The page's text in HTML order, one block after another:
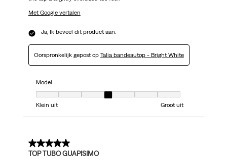
Met Google vertalen
Ja, Ik beveel dit product aan.
Oorspronkelijk gepost op Talia bandeautop - Bright White
Model
Model, 4 van 7, waarbij 1 gelijk is aan Klein uit en 7 gelijk is aan Groot uit
Klein uit
Groot uit
5 van 5 sterren.
TOP TUBO GUAPISIMO